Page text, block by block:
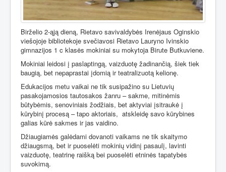
Birželio 2-ąją dieną, Rietavo savivaldybės Irenėjaus Oginskio
viešojoje bibliotekoje svečiavosi Rietavo Lauryno Ivinskio
gimnazijos 1 c klasės mokiniai su mokytoja Birute Butkuviene.
Mokiniai leidosi į paslaptingą, vaizduotę žadinančią, šiek tiek
baugią, bet nepaprastai įdomią ir teatralizuotą kelionę.
Edukacijos metu vaikai ne tik susipažino su Lietuvių
pasakojamosios tautosakos žanru – sakme, mitinėmis
būtybėmis, senoviniais žodžiais, bet aktyviai įsitraukė į
kūrybinį procesą – tapo aktoriais, atskleidę savo kūrybines
galias kūrė sakmes ir jas vaidino.
Džiaugiamės galėdami dovanoti vaikams ne tik skaitymo
džiaugsmą, bet ir puoselėti mokinių vidinį pasaulį, lavinti
vaizduotę, teatrinę raišką bei puoselėti etninės tapatybės
suvokimą.